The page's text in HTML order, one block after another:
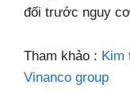
đối trước nguy
Tham khảo : Kim
Vinanco group